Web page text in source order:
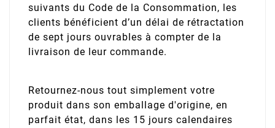
suivants du Code de la Consommation, les
clients bénéficient d’un délai de rétractation
de sept jours ouvrables à compter de la
livraison de leur commande.
Retournez-nous tout simplement votre
produit dans son emballage d'origine, en
parfait état, dans les 15 jours calendaires